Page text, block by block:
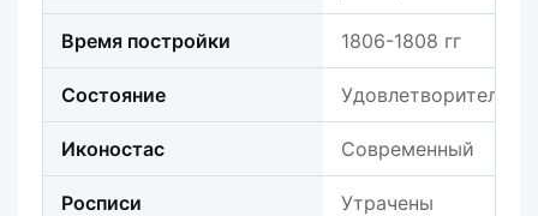
Время постройки 1806-1808 гг
Состояние
Иконостас Современный
Росписи Утрачены